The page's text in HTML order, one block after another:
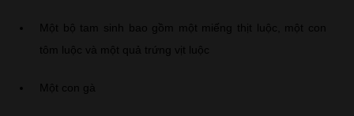
Một bộ tam sinh bao gồm một miếng thịt luộc, một con
tôm luộc và một quả trứng vịt luộc
Một con gà